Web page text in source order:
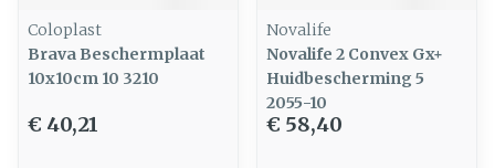
Coloplast
Brava Beschermplaat
10x10cm 10 3210
€ 40,21
Novalife
Novalife 2 Convex Gx+
Huidbescherming 5
2055-10
€ 58,40